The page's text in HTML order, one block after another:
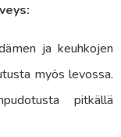
ja keuhkojen
myös levossa.
pitkällä